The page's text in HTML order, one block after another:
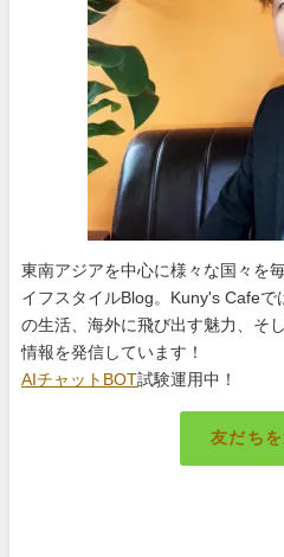
東南アジアを中心に様々な国々を
イフスタイルBlog。Kuny's Cafe
の生活、海外に飛び出す魅力、そ
情報を発信しています！
AIチャットBOT試験運用中！
友だちを